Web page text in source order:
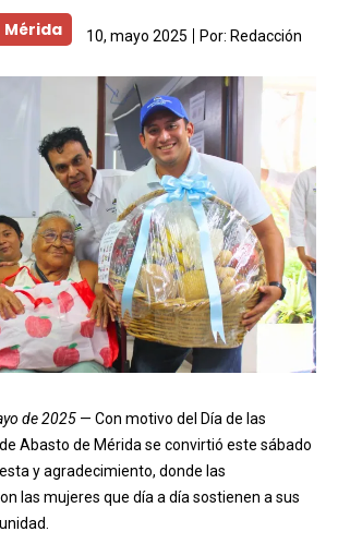
Mérida 10, mayo 2025 Por: Redacción
de 2025 — Con motivo del Día de las
Abasto de Mérida se convirtió este sábado
y agradecimiento, donde las
las mujeres que día a día sostienen a sus